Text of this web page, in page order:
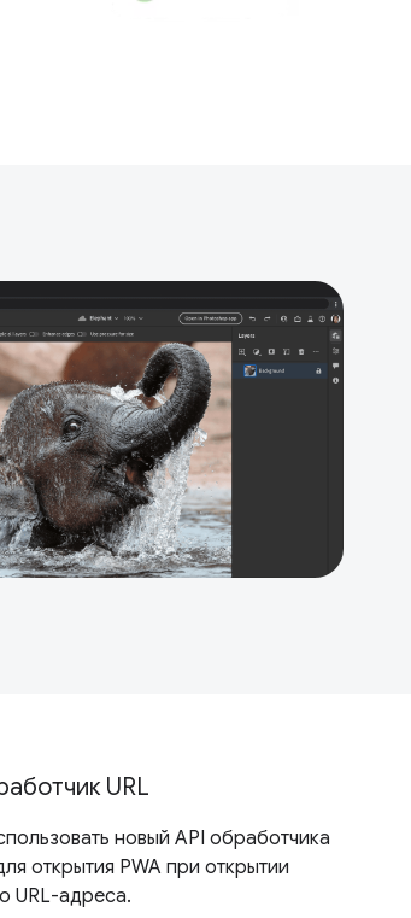
URL
новый API обработчика
открытия PWA при открытии
URL-адреса.